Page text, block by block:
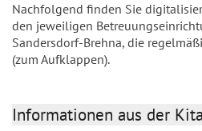
Nachfolgend finden Sie
den jeweiligen
Sandersdorf-Brehna, die
(zum Aufklappen).
Informationen aus der